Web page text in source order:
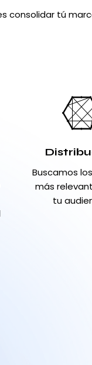
consolidar tú
Buscamos
más
tu